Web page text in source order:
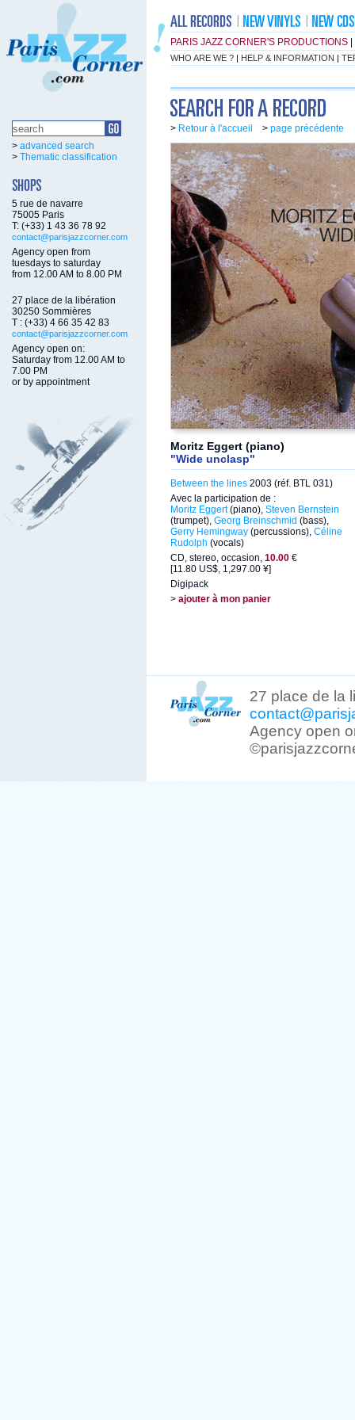
PARIS JAZZ CORNER'S PRODUCTIONS
WHO ARE WE ? | HELP & INFORMATION |
> advanced search
> Thematic classification
5 rue de navarre
75005 Paris
T: (+33) 1 43 36 78 92
contact@parisjazzcorner.com
Agency open from
tuesdays to saturday
from 12.00 AM to 8.00 PM
27 place de la libération
30250 Sommières
T : (+33) 4 66 35 42 83
contact@parisjazzcorner.com
Agency open on:
Saturday from 12.00 AM to
7.00 PM
or by appointment
> Retour à l'accueil > page précédente
Moritz Eggert (piano)
"Wide unclasp"
Between the lines 2003 (réf. BTL 031)
Avec la participation de :
Moritz Eggert(piano), Steven Bernstein
(trumpet), Georg Breinschmid (bass),
Gerry Hemingway (percussions), Céline
Rudolph (vocals)
CD, stereo, occasion, 10.00 €
[11.80 US$, 1,297.00 ¥]
Digipack
> ajouter à mon panier
27 place de la
Agency open